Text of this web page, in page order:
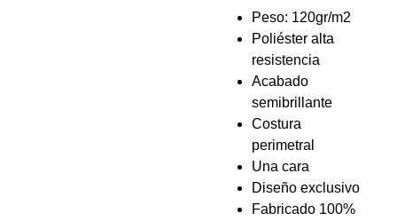
Peso: 120gr/m2
Poliéster alta
resistencia
Acabado
semibrillante
Costura
perimetral
Una cara
Diseño exclusivo
Fabricado 100%